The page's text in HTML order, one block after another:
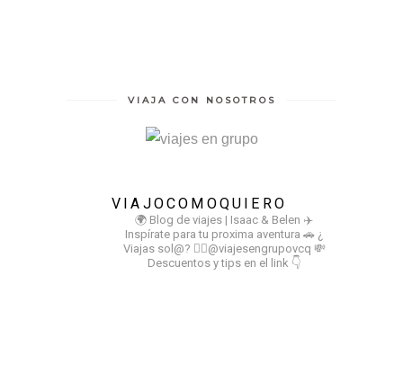
VIAJA CON NOSOTROS
VIAJOCOMOQUIERO
🌍 Blog de viajes | Isaac & Belen ✈️
Inspírate para tu proxima aventura 🚗 ¿
Viajas sol@? 👉🏻@viajesengrupovcq 💸
Descuentos y tips en el link 👇